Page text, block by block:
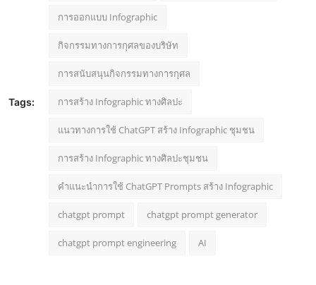
Tags:
การออกแบบ Infographic
กิจกรรมทางการกุศลของบริษัท
การสนับสนุนกิจกรรมทางการกุศล
การสร้าง Infographic ทางศิลปะ
แนวทางการใช้ ChatGPT สร้าง Infographic ชุมชน
การสร้าง Infographic ทางศิลปะชุมชน
คำแนะนำการใช้ ChatGPT Prompts สร้าง Infographic
chatgpt prompt chatgpt prompt generator
chatgpt prompt engineering AI